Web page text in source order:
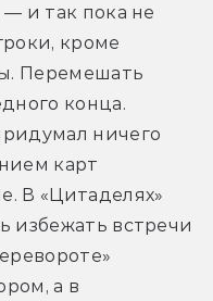
— и так пока не
кроме
Перемешать
конца.
ничего
карт
В «Цитаделях»
избежать встречи
а в